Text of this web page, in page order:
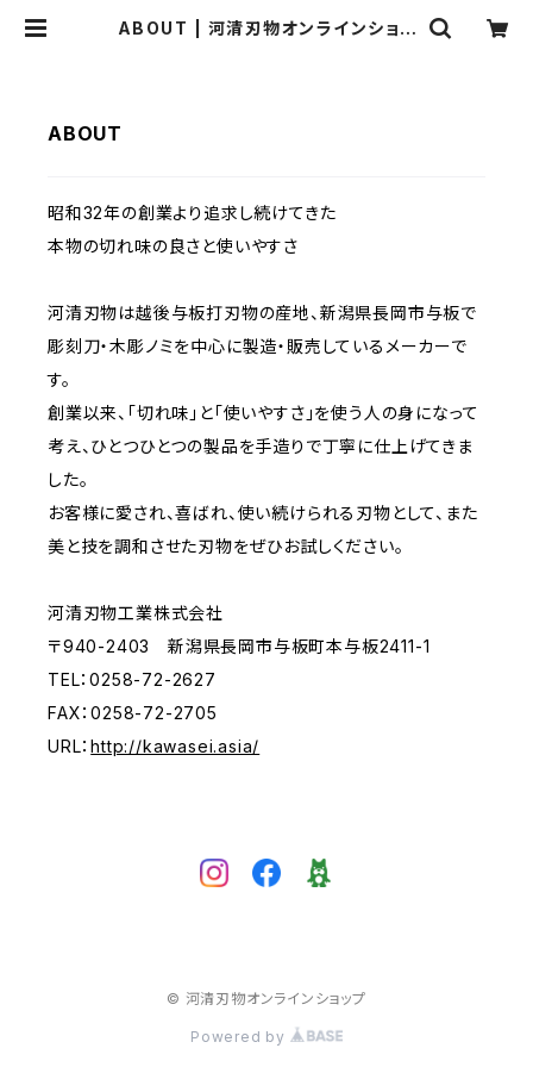
ABOUT | 河清刃物オンラインショッ
ABOUT
昭和32年の創業より追求し続けてきた
本物の切れ味の良さと使いやすさ
河清刃物は越後与板打刃物の産地、新潟県長岡市与板で
彫刻刀・木彫ノミを中心に製造・販売しているメーカーで
す。
創業以来、「切れ味」と「使いやすさ」を使う人の身になって
考え、ひとつひとつの製品を手造りで丁寧に仕上げてきま
した。
お客様に愛され、喜ばれ、使い続けられる刃物として、また
美と技を調和させた刃物をぜひお試しください。
河清刃物工業株式会社
〒940-2403 新潟県長岡市与板町本与板2411-1
TEL：0258-72-2627
FAX：0258-72-2705
URL：http://kawasei.asia/
© 河清刃物オンラインショップ
Powered by